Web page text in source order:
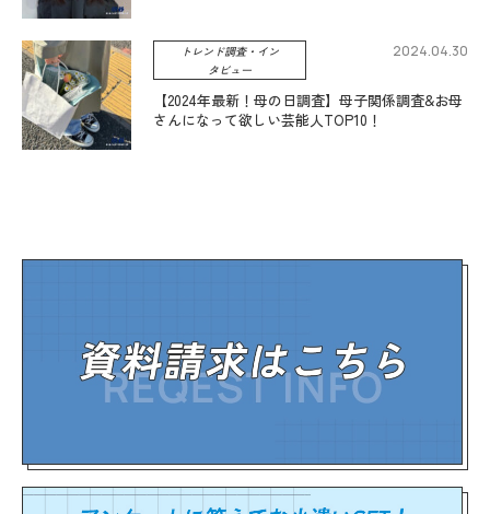
トレンド調査・イン
タビュー
2024.04.30
【2024年最新！母の日調査】母子関係調査&お母
さんになって欲しい芸能人TOP10！